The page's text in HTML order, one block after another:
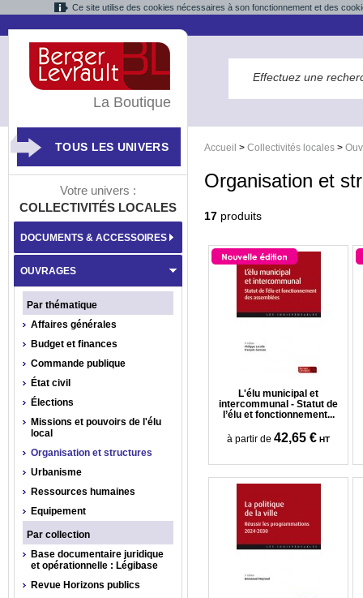
Ce site utilise des cookies nécessaires à son fonctionnement et des
Accueil > Collectivités locales >
Organisation et
17 produits
L'élu municipal et
intercommunal - Statut de
l’élu et fonctionnement...
à partir de 42,65 € HT
La Boutique
TOUS LES UNIVERS
Votre univers :
COLLECTIVITÉS LOCALES
DOCUMENTS & ACCESSOIRES
OUVRAGES
Par thématique
Affaires générales
Budget et finances
Commande publique
État civil
Élections
Missions et pouvoirs de l'élu
local
Organisation et structures
Urbanisme
Ressources humaines
Equipement
Par collection
Base documentaire juridique
et opérationnelle : Légibase
Revue Horizons publics